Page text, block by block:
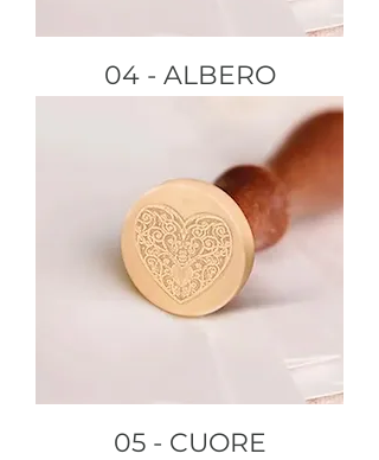
04 - ALBERO
05 - CUORE